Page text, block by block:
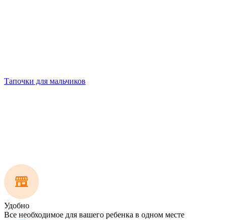
Тапочки для мальчиков
Удобно
Все необходимое для вашего ребенка в одном месте